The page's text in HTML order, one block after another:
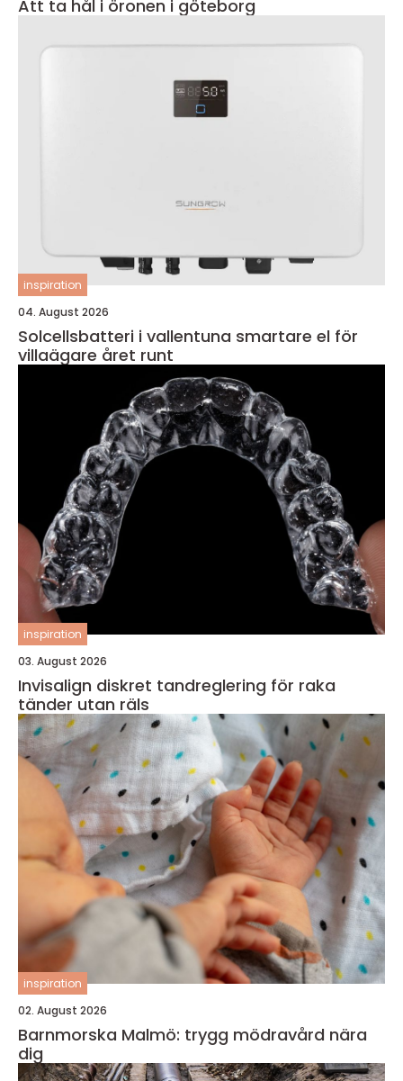
Att ta hål i öronen i göteborg
inspiration
04. August 2026
Solcellsbatteri i vallentuna smartare el för
villaägare året runt
inspiration
03. August 2026
Invisalign diskret tandreglering för raka
tänder utan räls
inspiration
02. August 2026
Barnmorska Malmö: trygg mödravård nära
dig